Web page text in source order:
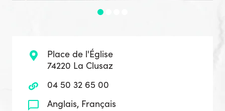
Place de l'Église
74220 La Clusaz
04 50 32 65 00
Anglais, Français